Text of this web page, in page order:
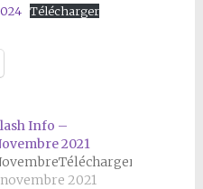
Télécharger
Info –
2021
novembre 2021